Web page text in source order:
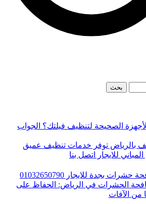
بحث
الصحيحة لتنظيف فيلتك؟ الجواب
بالرياض توفر خدمات تنظيف عميق
للايجار اتصل بنا
بجدة للايجار 01032650790
الحشرات في الرياض: الحفاظ على
من الآفات